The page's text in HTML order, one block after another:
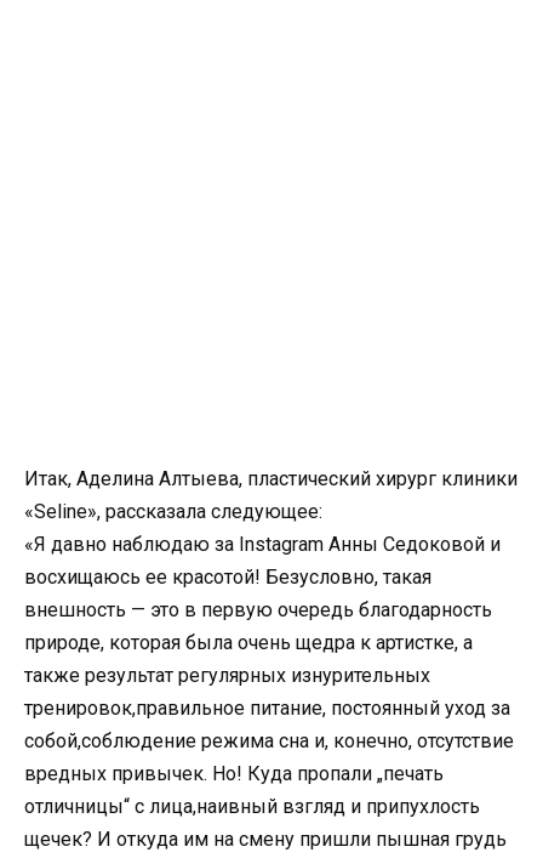
Итак, Аделина Алтыева, пластический хирург клиники
«Seline», рассказала следующее:
«Я давно наблюдаю за Instagram Анны Седоковой и
восхищаюсь ее красотой! Безусловно, такая
внешность — это в первую очередь благодарность
природе, которая была очень щедра к артистке, а
также результат регулярных изнурительных
тренировок,правильное питание, постоянный уход за
собой,соблюдение режима сна и, конечно, отсутствие
вредных привычек. Но! Куда пропали „печать
отличницы“ с лица,наивный взгляд и припухлость
щечек? И откуда им на смену пришли пышная грудь